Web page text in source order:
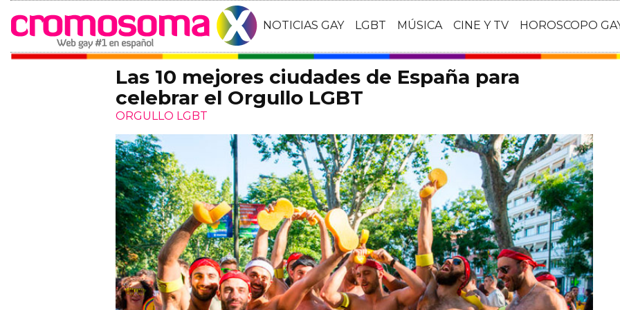
NOTICIAS GAY LGBT MÚSICA CINE Y TV HOROSCOPO
Las 10 mejores ciudades de España para
celebrar el Orgullo LGBT
ORGULLO LGBT